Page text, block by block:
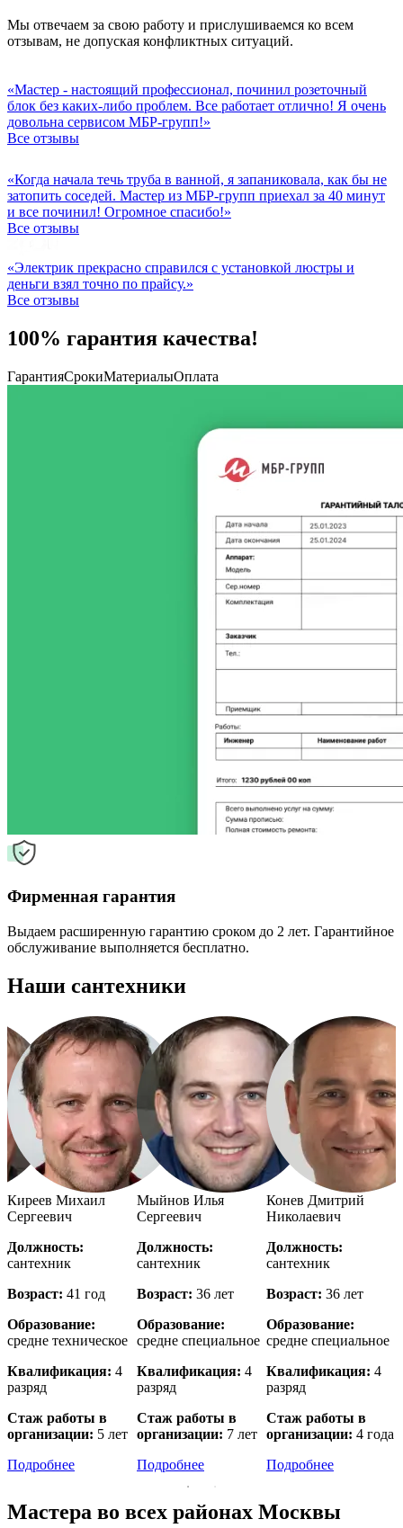
Мы отвечаем за свою работу и прислушиваемся ко всем
отзывам, не допуская конфликтных ситуаций.
«Мастер - настоящий профессионал, починил розеточный
блок без каких-либо проблем. Все работает отлично! Я очень
довольна сервисом МБР-групп!»
Все отзывы
«Когда начала течь труба в ванной, я запаниковала, как бы не
затопить соседей. Мастер из МБР-групп приехал за 40 минут
и все починил! Огромное спасибо!»
Все отзывы
«Электрик прекрасно справился с установкой люстры и
деньги взял точно по прайсу.»
Все отзывы
100% гарантия качества!
ГарантияСрокиМатериалыОплата
Фирменная гарантия
Выдаем расширенную гарантию сроком до 2 лет. Гарантийное
обслуживание выполняется бесплатно.
Наши сантехники
Киреев Михаил
Сергеевич
Должность:
сантехник
Возраст: 41 год
Образование:
средне техническое
Квалификация: 4
разряд
Стаж работы в
организации: 5 лет
Подробнее
Мыйнов Илья
Сергеевич
Должность:
сантехник
Возраст: 36 лет
Образование:
средне специальное
Квалификация: 4
разряд
Стаж работы в
организации: 7 лет
Подробнее
Конев Дмитрий
Николаевич
Должность:
сантехник
Возраст: 36 лет
Образование:
средне специальное
Квалификация: 4
разряд
Стаж работы в
организации: 4 года
Подробнее
Мастера во всех районах Москвы